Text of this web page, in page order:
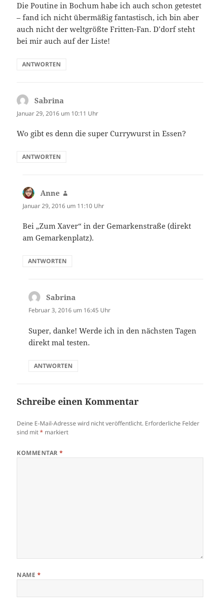
Die Poutine in Bochum habe ich auch schon getestet
– fand ich nicht übermäßig fantastisch, ich bin aber
auch nicht der weltgrößte Fritten-Fan. D’dorf steht
bei mir auch auf der Liste!
ANTWORTEN
Sabrina
Januar 29, 2016 um 10:11 Uhr
Wo gibt es denn die super Currywurst in Essen?
ANTWORTEN
Anne
Januar 29, 2016 um 11:10 Uhr
Bei „Zum Xaver“ in der Gemarkenstraße (direkt
am Gemarkenplatz).
ANTWORTEN
Sabrina
Februar 3, 2016 um 16:45 Uhr
Super, danke! Werde ich in den nächsten Tagen
direkt mal testen.
ANTWORTEN
Schreibe einen Kommentar
Deine E-Mail-Adresse wird nicht veröffentlicht. Erforderliche Felder
sind mit* markiert
KOMMENTAR*
NAME *